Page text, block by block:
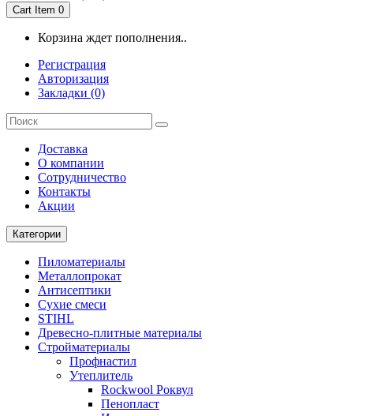
Cart Item 0
Корзина ждет пополнения..
Регистрация
Авторизация
Закладки (0)
Доставка
О компании
Cотрудничество
Контакты
Акции
Категории
Пиломатериалы
Металлопрокат
Антисептики
Сухие смеси
STIHL
Древесно-плитные материалы
Стройматериалы
Профнастил
Утеплитель
Rockwool Роквул
Пенопласт